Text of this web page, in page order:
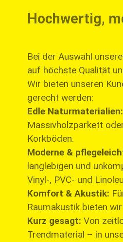
Hochwertig,
Bei der Auswahl
auf höchste Qualität
​Wir bieten unseren
gerecht werden:
Edle Naturmaterialien:
Massivholzparkett
Korkböden.
Moderne &
langlebigen und
Vinyl-, PVC- und
Komfort & Akustik:
Raumakustik bieten
Kurz gesagt: Von
Trendmaterial – in